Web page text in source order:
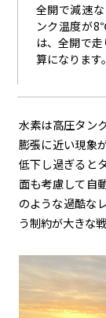
全開で減速
ンク温度が
は、全開で
算になります。
水素は高圧タン
膨張に近い現象
低下し過ぎると
面も考慮して自
のような過酷な
う制約が大きな